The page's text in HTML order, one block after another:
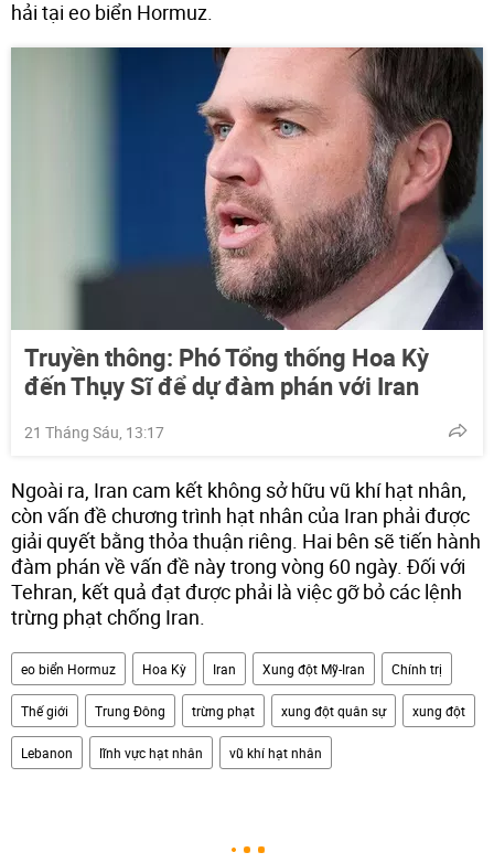
hải tại eo biển Hormuz.
Truyền thông: Phó Tổng thống Hoa Kỳ
đến Thụy Sĩ để dự đàm phán với Iran
21 Tháng Sáu, 13:17
Ngoài ra, Iran cam kết không sở hữu vũ khí hạt nhân,
còn vấn đề chương trình hạt nhân của Iran phải được
giải quyết bằng thỏa thuận riêng. Hai bên sẽ tiến hành
đàm phán về vấn đề này trong vòng 60 ngày. Đối với
Tehran, kết quả đạt được phải là việc gỡ bỏ các lệnh
trừng phạt chống Iran.
eo biển Hormuz Hoa Kỳ Iran Xung đột Mỹ-Iran Chính trị
Thế giới Trung Đông trừng phạt xung đột quân sự xung đột
Lebanon lĩnh vực hạt nhân vũ khí hạt nhân